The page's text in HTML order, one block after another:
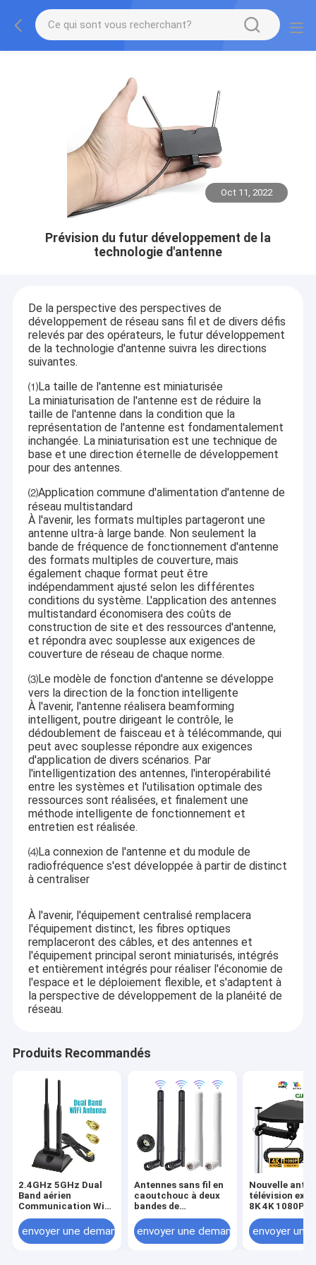
Oct 11, 2022
Prévision du futur développement de la
technologie d'antenne
De la perspective des perspectives de
développement de réseau sans fil et de divers défis
relevés par des opérateurs, le futur développement
de la technologie d'antenne suivra les directions
suivantes.
⑴La taille de l'antenne est miniaturisée
La miniaturisation de l'antenne est de réduire la
taille de l'antenne dans la condition que la
représentation de l'antenne est fondamentalement
inchangée. La miniaturisation est une technique de
base et une direction éternelle de développement
pour des antennes.
⑵Application commune d'alimentation d'antenne de
réseau multistandard
À l'avenir, les formats multiples partageront une
antenne ultra-à large bande. Non seulement la
bande de fréquence de fonctionnement d'antenne
des formats multiples de couverture, mais
également chaque format peut être
indépendamment ajusté selon les différentes
conditions du système. L'application des antennes
multistandard économisera des coûts de
construction de site et des ressources d'antenne,
et répondra avec souplesse aux exigences de
couverture de réseau de chaque norme.
⑶Le modèle de fonction d'antenne se développe
vers la direction de la fonction intelligente
À l'avenir, l'antenne réalisera beamforming
intelligent, poutre dirigeant le contrôle, le
dédoublement de faisceau et à télécommande, qui
peut avec souplesse répondre aux exigences
d'application de divers scénarios. Par
l'intelligentization des antennes, l'interopérabilité
entre les systèmes et l'utilisation optimale des
ressources sont réalisées, et finalement une
méthode intelligente de fonctionnement et
entretien est réalisée.
⑷La connexion de l'antenne et du module de
radiofréquence s'est développée à partir de distinct
à centraliser
À l'avenir, l'équipement centralisé remplacera
l'équipement distinct, les fibres optiques
remplaceront des câbles, et des antennes et
l'équipement principal seront miniaturisés, intégrés
et entièrement intégrés pour réaliser l'économie de
l'espace et le déploiement flexible, et s'adaptent à
la perspective de développement de la planéité de
réseau.
Produits Recommandés
2.4GHz 5GHz Dual
Band aérien
Communication WiFi
sans fil Antenne SMA
Base magnétique
pour carte réseau
envoyer une demande
Antennes sans fil en
caoutchouc à deux
bandes de
communication de
l'antenne 2.4GHz
5.8GHz de wifi avec
envoyer une demande
Nouvelle
télévision
8K 4K 1080P
en charge la
de 160 miles
de télévision
envoyer une